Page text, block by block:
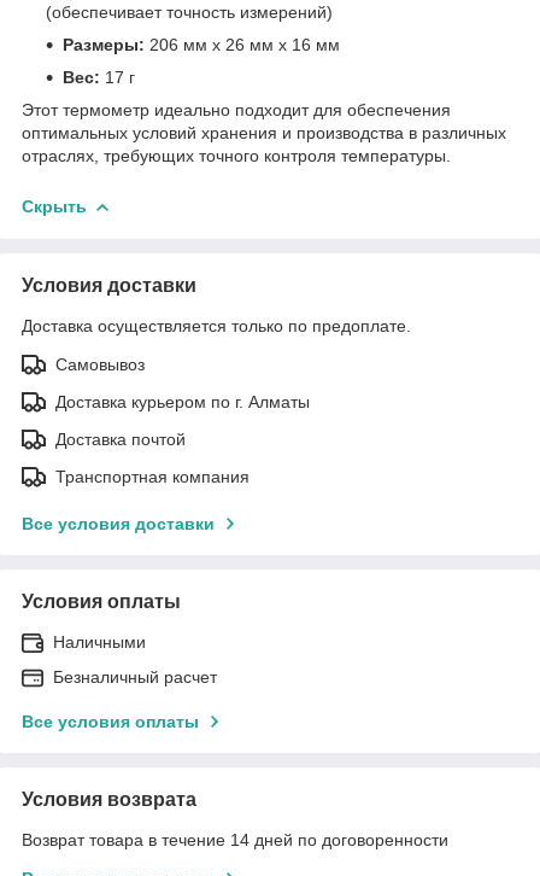
(обеспечивает точность измерений)
Размеры: 206 мм х 26 мм х 16 мм
Вес: 17 г
Этот термометр идеально подходит для обеспечения
оптимальных условий хранения и производства в различных
отраслях, требующих точного контроля температуры.
Скрыть
Условия доставки
Доставка осуществляется только по предоплате.
Самовывоз
Доставка курьером по г. Алматы
Доставка почтой
Транспортная компания
Все условия доставки
Условия оплаты
Наличными
Безналичный расчет
Все условия оплаты
Условия возврата
Возврат товара в течение 14 дней по договоренности